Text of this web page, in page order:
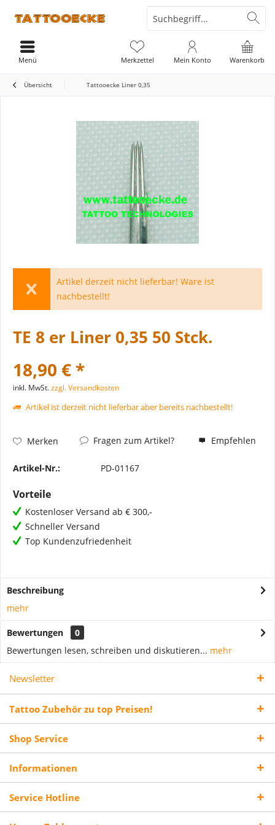
Warenkorb
Merkzettel Mein Konto
Menü
Übersicht Tattooecke Liner 0,35
Artikel derzeit nicht lieferbar! Ware ist
nachbestellt!
TE 8 er Liner 0,35 50 Stck.
18,90 € *
inkl. MwSt.zzgl. Versandkosten
Artikel ist derzeit nicht lieferbar aber bereits nachbestellt!
Merken Fragen zum Artikel? Empfehlen
Artikel-Nr.: PD-01167
Vorteile
Kostenloser Versand ab € 300,-
Schneller Versand
Top Kundenzufriedenheit
Beschreibung
mehr
Bewertungen
0
Bewertungen lesen, schreiben und diskutieren... mehr
Newsletter
Tattoo Zubehör zu top Preisen!
Shop Service
Informationen
Service Hotline